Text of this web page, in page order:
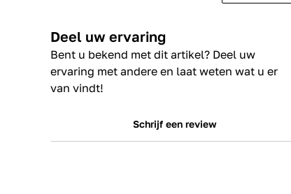
Deel uw ervaring
Bent u bekend met dit artikel? Deel uw
ervaring met andere en laat weten wat u er
van vindt!
Schrijf een review